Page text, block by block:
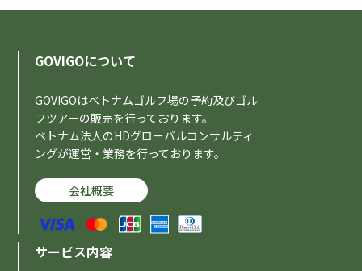
GOVIGOについて
GOVIGOはベトナムゴルフ場の予約及びゴル
フツアーの販売を行っております。
ベトナム法人のHDグローバルコンサルティ
ングが運営・業務を行っております。
会社概要
サービス内容